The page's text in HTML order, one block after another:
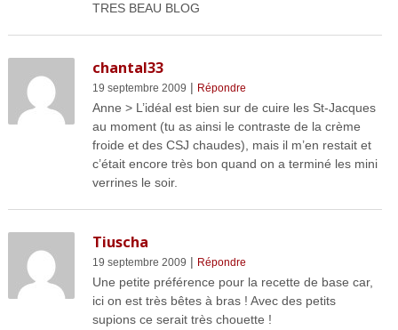
TRES BEAU BLOG
chantal33
19 septembre 2009 | Répondre
Anne > L’idéal est bien sur de cuire les St-Jacques
au moment (tu as ainsi le contraste de la crème
froide et des CSJ chaudes), mais il m’en restait et
c’était encore très bon quand on a terminé les mini
verrines le soir.
Tiuscha
19 septembre 2009 | Répondre
Une petite préférence pour la recette de base car,
ici on est très bêtes à bras ! Avec des petits
supions ce serait très chouette !